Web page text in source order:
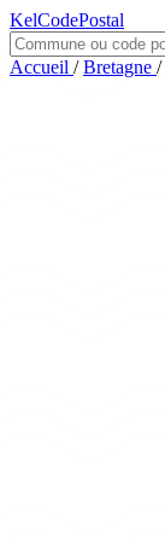
KelCodePostal
Accueil / Bretagne /